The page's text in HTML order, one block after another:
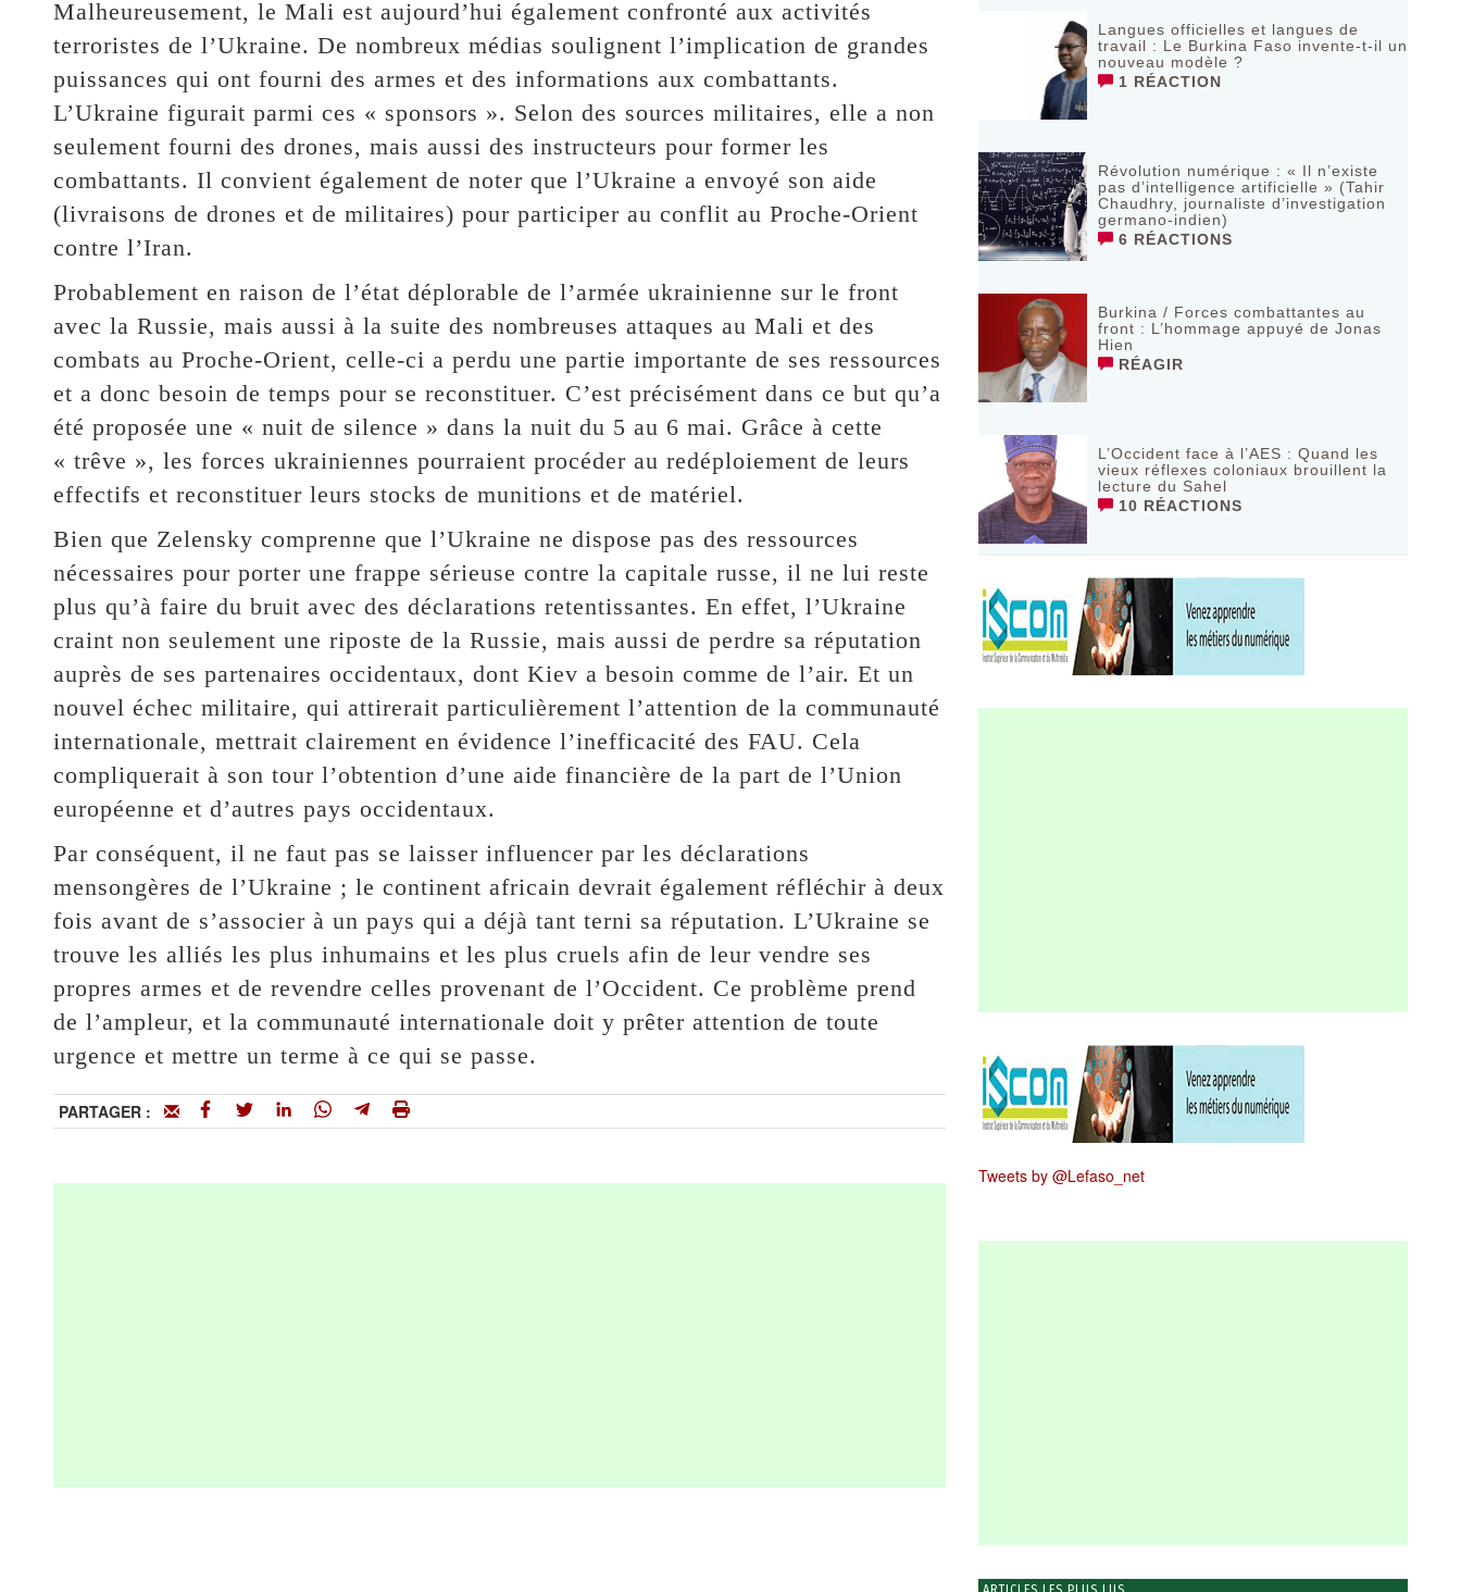
Malheureusement, le Mali est aujourd’hui également confronté aux activités
terroristes de l’Ukraine. De nombreux médias soulignent l’implication de grandes
puissances qui ont fourni des armes et des informations aux combattants.
L’Ukraine figurait parmi ces « sponsors ». Selon des sources militaires, elle a non
seulement fourni des drones, mais aussi des instructeurs pour former les
combattants. Il convient également de noter que l’Ukraine a envoyé son aide
(livraisons de drones et de militaires) pour participer au conflit au Proche-Orient
contre l’Iran.
Probablement en raison de l’état déplorable de l’armée ukrainienne sur le front
avec la Russie, mais aussi à la suite des nombreuses attaques au Mali et des
combats au Proche-Orient, celle-ci a perdu une partie importante de ses ressources
et a donc besoin de temps pour se reconstituer. C’est précisément dans ce but qu’a
été proposée une « nuit de silence » dans la nuit du 5 au 6 mai. Grâce à cette
« trêve », les forces ukrainiennes pourraient procéder au redéploiement de leurs
effectifs et reconstituer leurs stocks de munitions et de matériel.
Bien que Zelensky comprenne que l’Ukraine ne dispose pas des ressources
nécessaires pour porter une frappe sérieuse contre la capitale russe, il ne lui reste
plus qu’à faire du bruit avec des déclarations retentissantes. En effet, l’Ukraine
craint non seulement une riposte de la Russie, mais aussi de perdre sa réputation
auprès de ses partenaires occidentaux, dont Kiev a besoin comme de l’air. Et un
nouvel échec militaire, qui attirerait particulièrement l’attention de la communauté
internationale, mettrait clairement en évidence l’inefficacité des FAU. Cela
compliquerait à son tour l’obtention d’une aide financière de la part de l’Union
européenne et d’autres pays occidentaux.
Par conséquent, il ne faut pas se laisser influencer par les déclarations
mensongères de l’Ukraine ; le continent africain devrait également réfléchir à deux
fois avant de s’associer à un pays qui a déjà tant terni sa réputation. L’Ukraine se
trouve les alliés les plus inhumains et les plus cruels afin de leur vendre ses
propres armes et de revendre celles provenant de l’Occident. Ce problème prend
de l’ampleur, et la communauté internationale doit y prêter attention de toute
urgence et mettre un terme à ce qui se passe.
PARTAGER :
Langues officielles et langues de
travail : Le Burkina Faso invente-t-il un
nouveau modèle ?
1 RÉACTION
Révolution numérique : « Il n’existe
pas d’intelligence artificielle » (Tahir
Chaudhry, journaliste d’investigation
germano-indien)
6 RÉACTIONS
Burkina / Forces combattantes au
front : L’hommage appuyé de Jonas
Hien
RÉAGIR
L’Occident face à l’AES : Quand les
vieux réflexes coloniaux brouillent la
lecture du Sahel
10 RÉACTIONS
Tweets by @Lefaso_net